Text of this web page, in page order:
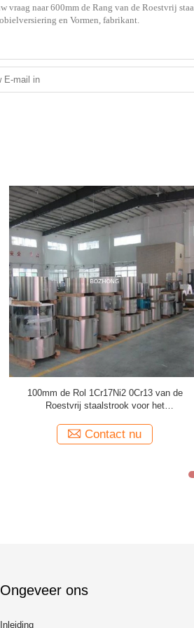
Aangepaste Strook 431 van het
Precisieroestvrije staal 446 de Rang van 440A
Contact nu
Ongeveer ons
Inleiding